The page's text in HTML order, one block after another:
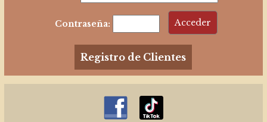
Contraseña:
Registro de Clientes